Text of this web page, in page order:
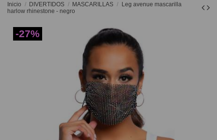
Inicio DIVERTIDOS MASCARILLAS
Leg avenue mascarilla
harlow rhinestone - negro
-27%